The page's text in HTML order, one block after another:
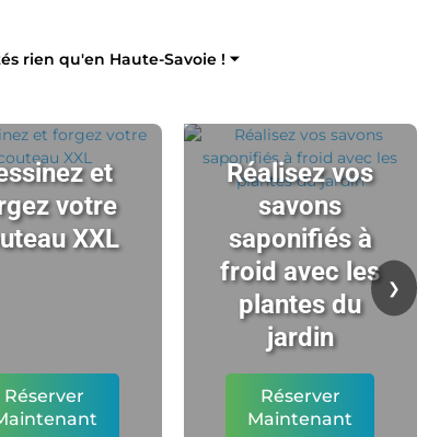
rien qu'en Haute-Savoie ! ⏷
et
votre
XXL
Réserver
Réalisez vos
savons
saponifiés à
froid avec les
plantes du
jardin
Réserver
Maintenant
❯